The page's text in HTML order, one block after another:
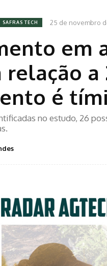
SAFRAS TECH 25 de novembro
em
relação a
é
no estudo, 26